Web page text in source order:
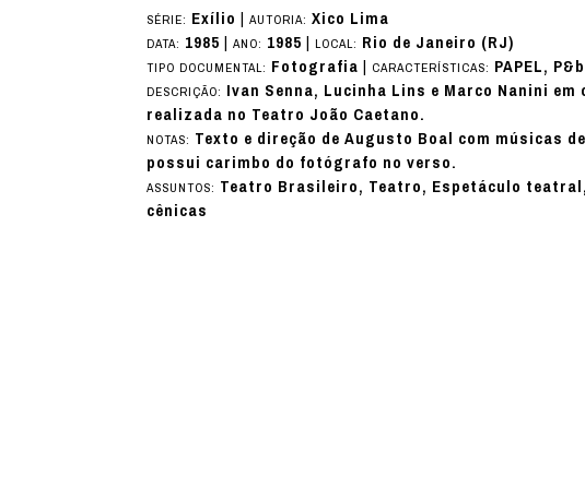
SÉRIE: Exílio |AUTORIA:Xico Lima
DATA: 1985|ANO: 1985|LOCAL: Rio de Janeiro (RJ)
TIPO DOCUMENTAL: Fotografia| CARACTERÍSTICAS: PAPEL, P&b
DESCRIÇÃO: Ivan Senna, Lucinha Lins e Marco Nanini
realizada no Teatro João Caetano.
NOTAS: Texto e direção de Augusto Boal com músicas
possui carimbo do fotógrafo no verso.
ASSUNTOS: Teatro Brasileiro, Teatro, Espetáculo
cênicas